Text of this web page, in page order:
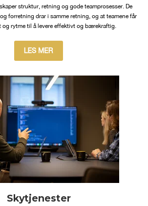
struktur, retning og gode teamprosesser. De
forretning drar i samme retning, og at teamene får
og rytme til å levere effektivt og bærekraftig.
Skytjenester